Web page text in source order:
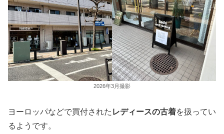
2026年3月撮影
ヨーロッパなどで買付された レディースの古着を扱ってい
るようです。